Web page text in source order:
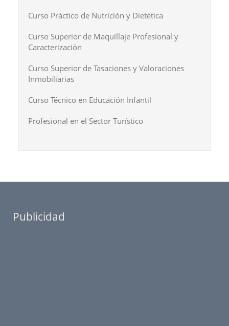
Curso Práctico de Nutrición y Dietética
Curso Superior de Maquillaje Profesional y
Caracterización
Curso Superior de Tasaciones y Valoraciones
Inmobiliarias
Curso Técnico en Educación Infantil
Profesional en el Sector Turístico
Publicidad